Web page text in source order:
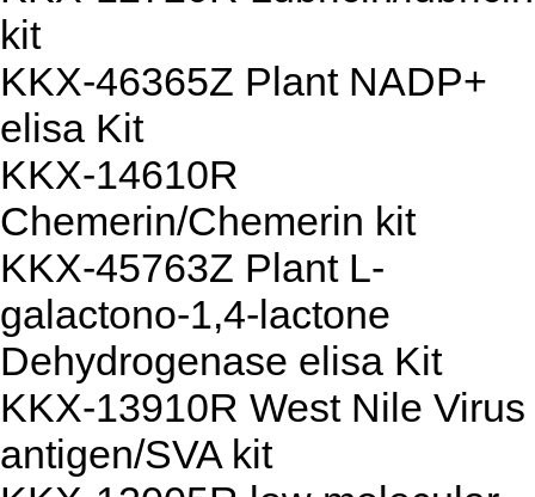
kit
KKX-46365Z Plant NADP+
elisa Kit
KKX-14610R
Chemerin/Chemerin kit
KKX-45763Z Plant L-
galactono-1,4-lactone
Dehydrogenase elisa Kit
KKX-13910R West Nile Virus
antigen/SVA kit